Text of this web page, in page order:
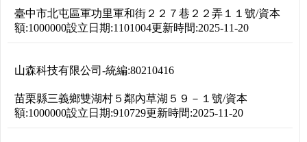
臺中市北屯區軍功里軍和街２２７巷２２弄１１號/資本
額:1000000設立日期:1101004更新時間:2025-11-20
山森科技有限公司 -統編:80210416
苗栗縣三義鄉雙湖村５鄰內草湖５９－１號/資本
額:1000000設立日期:910729更新時間:2025-11-20